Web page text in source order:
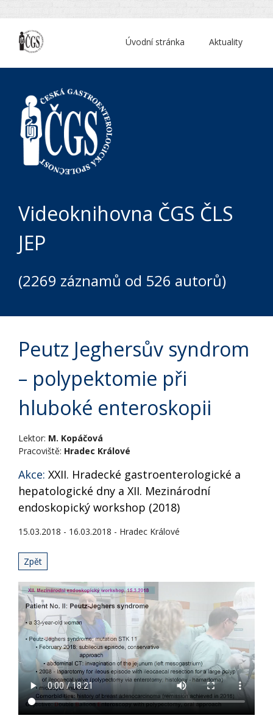
Aktuality
Úvodní stránka
Videoknihovna ČGS ČLS
JEP
(2269 záznamů od 526 autorů)
Peutz Jeghersův syndrom
– polypektomie při
hluboké enteroskopii
Lektor: M. Kopáčová
Pracoviště: Hradec Králové
Akce: XXII. Hradecké gastroenterologické a
hepatologické dny a XII. Mezinárodní
endoskopický workshop (2018)
15.03.2018 - 16.03.2018 - Hradec Králové
Zpět